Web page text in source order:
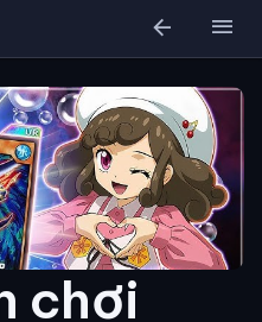
arrow_back menu
chơi